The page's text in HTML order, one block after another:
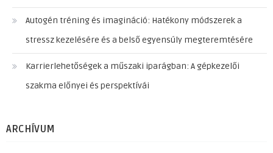
Autogén tréning és imagináció: Hatékony módszerek a
stressz kezelésére és a belső egyensúly megteremtésére
Karrierlehetőségek a műszaki iparágban: A gépkezelői
szakma előnyei és perspektívái
ARCHÍVUM